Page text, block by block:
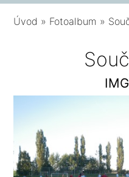
Úvod » Fotoalbum »